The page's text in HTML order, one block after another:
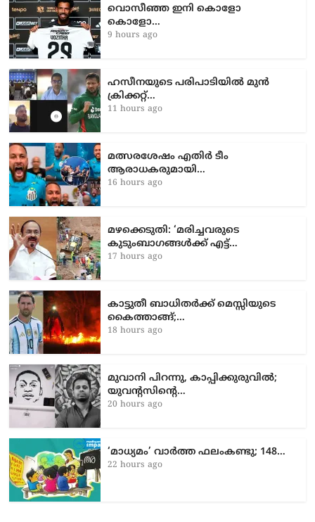
വൊസീഞ്ഞ ഇനി കൊളോ
കൊളോ…
9 hours ago
ഹസീനയുടെ പരിപാടിയിൽ മുൻ
ക്രിക്കറ്റ്…
11 hours ago
മത്സരശേഷം എതിർ ടീം
ആരാധകരുമായി…
16 hours ago
മഴക്കെടുതി: ‘മരിച്ചവരുടെ
കുടുംബാഗങ്ങൾക്ക് എട്ട്…
17 hours ago
കാട്ടുതീ ബാധിതർക്ക് മെസ്സിയുടെ
കൈത്താങ്ങ്;…
18 hours ago
മുവാനി പിറന്നു, കാപ്പിക്കുരുവിൽ;
യുവന്റസിന്റെ…
20 hours ago
‘മാ​ധ്യ​മം’ വാ​ർ​ത്ത ഫ​ലം​ക​ണ്ടു; 148…
22 hours ago